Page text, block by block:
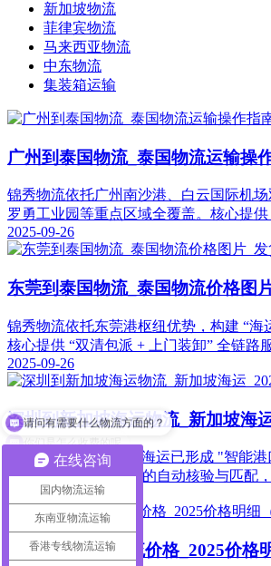
新加坡物流
菲律宾物流
马来西亚物流
中东物流
集装箱运输
广州到泰国物流_泰国物流运输操
锦秀物流依托广州南沙港、白云国际机
罗勇工业园等重点区域全覆盖。核心提
2025-09-26
东莞到泰国物流_泰国物流价格图
锦秀物流依托东莞港枢纽优势，构建 “海
核心提供 “双清包派 + 上门装卸” 全链
2025-09-26
深圳到新加坡海运物流_新加坡海
2025 年深圳至新加坡海运已形成 "智能
AI 应用实现报关文件的自动核验与匹配
2025-09-23
深圳到新加坡物流价格_2025价格
在线咨询
国内物流运输
东南亚物流运输
香港专线物流运输
请问有需要什么物流方面的？
你们是怎么收费的呢